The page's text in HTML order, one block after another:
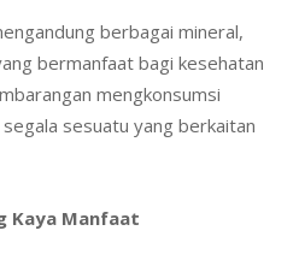
berbagai mineral,
bermanfaat bagi kesehatan
mengkonsumsi
sesuatu yang berkaitan
Kaya Manfaat